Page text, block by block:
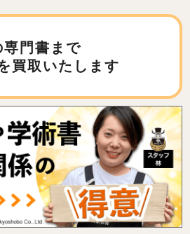
門書まで
買取いたします